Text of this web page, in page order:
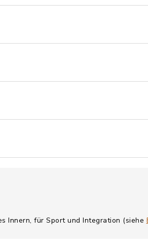
Innern, für Sport und Integration (siehe